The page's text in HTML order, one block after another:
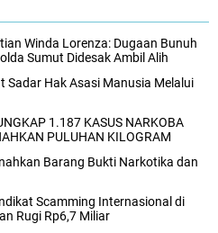
Winda Lorenza: Dugaan Bunuh
Sumut Didesak Ambil Alih
Sadar Hak Asasi Manusia Melalui
1.187 KASUS NARKOBA
PULUHAN KILOGRAM
Barang Bukti Narkotika dan
Scamming Internasional di
Rugi Rp6,7 Miliar